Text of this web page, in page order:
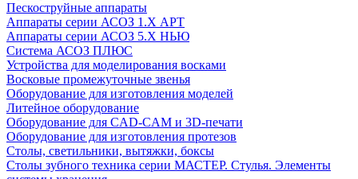
Пескоструйные аппараты
Аппараты серии АСОЗ 1.Х АРТ
Аппараты серии АСОЗ 5.Х НЬЮ
Система АСОЗ ПЛЮС
Устройства для моделирования восками
Восковые промежуточные звенья
Оборудование для изготовления моделей
Литейное оборудование
Оборудование для CAD-CAM и 3D-печати
Оборудование для изготовления протезов
Cтолы, светильники, вытяжки, боксы
Столы зубного техника серии МАСТЕР. Стулья. Элементы